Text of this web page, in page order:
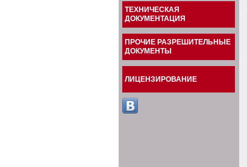
ТЕХНИЧЕСКАЯ
ДОКУМЕНТАЦИЯ
ПРОЧИЕ РАЗРЕШИТЕЛЬНЫЕ
ДОКУМЕНТЫ
ЛИЦЕНЗИРОВАНИЕ